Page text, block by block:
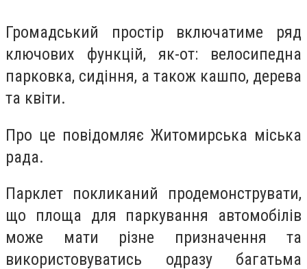
Громадський простір включатиме ряд
ключових функцій, як-от: велосипедна
парковка, сидіння, а також кашпо, дерева
та квіти.
Про це повідомляє Житомирська міська
рада.
Парклет покликаний продемонструвати,
що площа для паркування автомобілів
може мати різне призначення та
використовуватись одразу багатьма